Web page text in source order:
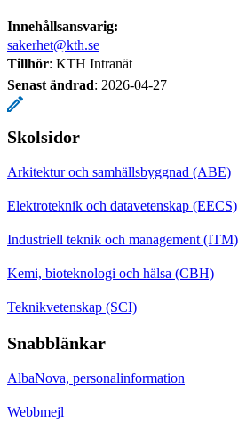
Innehållsansvarig:
sakerhet@kth.se
Tillhör: KTH Intranät
Senast ändrad: 2026-04-27
Skolsidor
Arkitektur och samhällsbyggnad (ABE)
Elektroteknik och datavetenskap (EECS)
Industriell teknik och management (ITM)
Kemi, bioteknologi och hälsa (CBH)
Teknikvetenskap (SCI)
Snabblänkar
AlbaNova, personalinformation
Webbmejl